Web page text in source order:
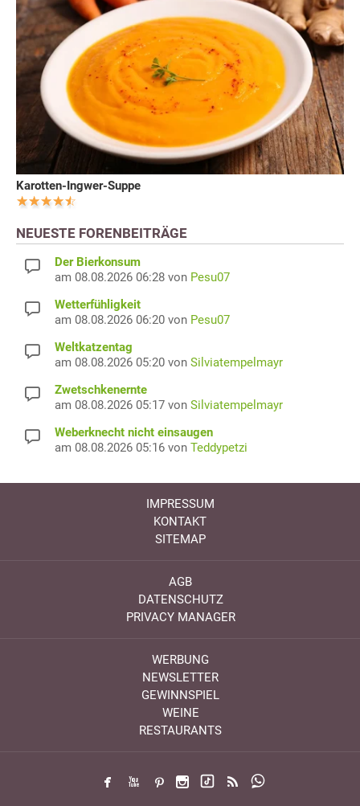
Karotten-Ingwer-Suppe
NEUESTE FORENBEITRÄGE
Der Bierkonsum
am 08.08.2026 06:28 von Pesu07
Wetterfühligkeit
am 08.08.2026 06:20 von Pesu07
Weltkatzentag
am 08.08.2026 05:20 von Silviatempelmayr
Zwetschkenernte
am 08.08.2026 05:17 von Silviatempelmayr
Weberknecht nicht einsaugen
am 08.08.2026 05:16 von Teddypetzi
IMPRESSUM
KONTAKT
SITEMAP
AGB
DATENSCHUTZ
PRIVACY MANAGER
WERBUNG
NEWSLETTER
GEWINNSPIEL
WEINE
RESTAURANTS